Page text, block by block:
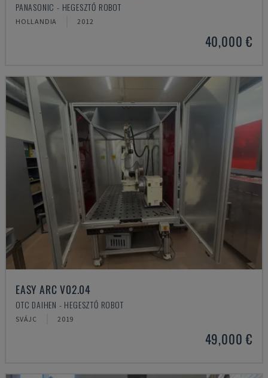
PANASONIC - HEGESZTŐ ROBOT
HOLLANDIA 2012
40,000 €
EASY ARC V02.04
OTC DAIHEN - HEGESZTŐ ROBOT
SVÁJC 2019
49,000 €